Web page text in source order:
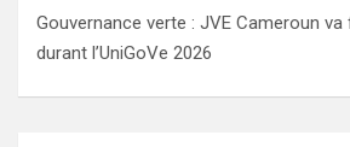
Gouvernance verte : JVE Cameroun
durant l’UniGoVe 2026